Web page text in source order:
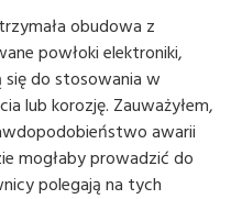
obudowa z
powłoki elektroniki,
się do stosowania w
lub korozję. Zauważyłem,
awarii
mogłaby prowadzić do
polegają na tych